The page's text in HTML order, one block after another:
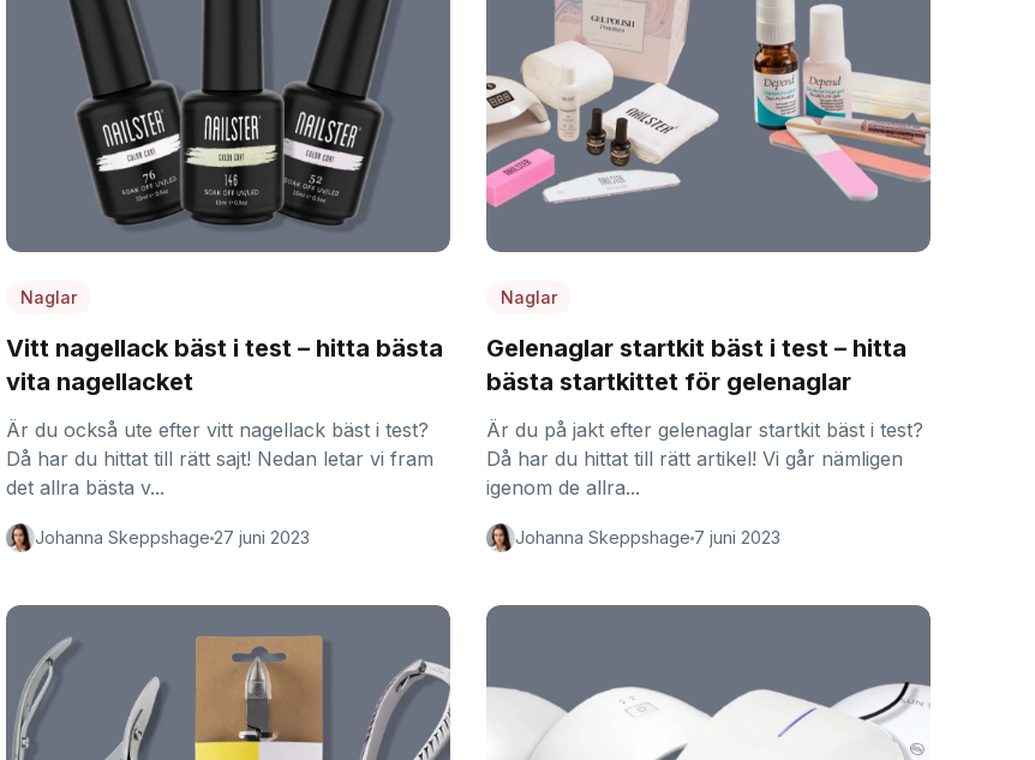
Naglar
Vitt nagellack bäst i test – hitta bästa
vita nagellacket
Är du också ute efter vitt nagellack bäst i test?
Då har du hittat till rätt sajt! Nedan letar vi fram
det allra bästa v...
Johanna Skeppshage 27 juni 2023
Naglar
Gelenaglar startkit bäst i test – hitta
bästa startkittet för gelenaglar
Är du på jakt efter gelenaglar startkit bäst i test?
Då har du hittat till rätt artikel! Vi går nämligen
igenom de allra...
Johanna Skeppshage 7 juni 2023